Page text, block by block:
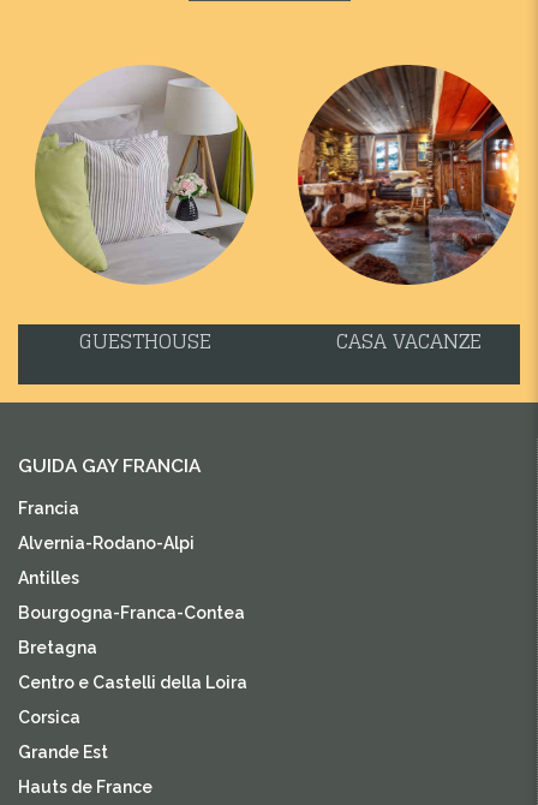
GUESTHOUSE CASA VACANZE
GUIDA GAY FRANCIA
Francia
Alvernia-Rodano-Alpi
Antilles
Bourgogna-Franca-Contea
Bretagna
Centro e Castelli della Loira
Corsica
Grande Est
Hauts de France